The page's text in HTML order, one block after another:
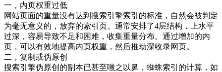
一，内页权重过低
网站页面的重量没有达到搜索引擎索引的标准，自然会被判定
为毫无意义的，放弃的索引页。通常安排了4层结构，上水平
过深，容易导致不足和困难，收集重量分布。通过增加的内
页，可以有效地提高内页权重，然后推动深收录网页。
二，复制或伪原创
搜索引擎伪原创的副本已甚至嗤之以鼻，蜘蛛索引的计算，如